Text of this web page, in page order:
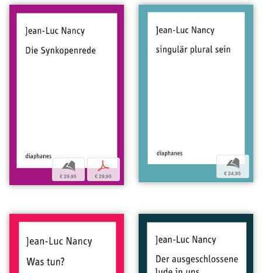
b
€ 29,95
p
€ 29,95
b
€ 24,95